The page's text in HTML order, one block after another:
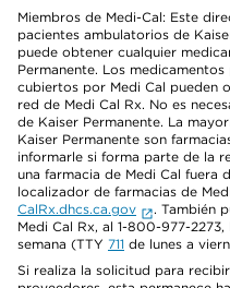
Miembros de Medi-Cal: Este
pacientes ambulatorios de
puede obtener cualquier
Permanente. Los
cubiertos por Medi Cal pueden
red de Medi Cal Rx. No es
de Kaiser Permanente. La
Kaiser Permanente son
informarle si forma parte de la
una farmacia de Medi Cal fuera
localizador de farmacias de
CalRx.dhcs.ca.gov
. También
Medi Cal Rx, al 1-800-977-
semana (TTY 711 de lunes a
Si realiza la solicitud para